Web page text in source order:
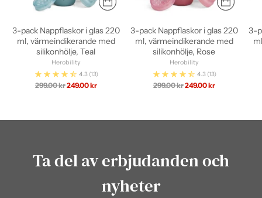
3-pack Nappflaskor i glas 220
ml, värmeindikerande med
silikonhölje, Teal
Herobility
4.3 (13)
Ordinarie
299.00 kr249.00 kr
3-pack Nappflaskor i glas 220
ml, värmeindikerande med
silikonhölje, Rose
Herobility
4.3 (13)
Ordinarie
299.00 kr249.00 kr
3-
Ta del av erbjudanden och
nyheter